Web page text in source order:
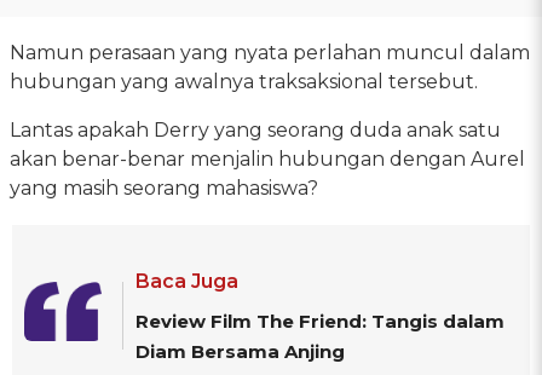
Namun perasaan yang nyata perlahan muncul dalam
hubungan yang awalnya traksaksional tersebut.
Lantas apakah Derry yang seorang duda anak satu
akan benar-benar menjalin hubungan dengan Aurel
yang masih seorang mahasiswa?
Baca Juga
Review Film The Friend: Tangis dalam
Diam Bersama Anjing